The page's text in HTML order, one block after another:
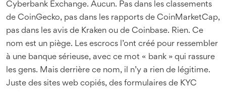
Cyberbank Exchange. Aucun. Pas dans les classements
de CoinGecko, pas dans les rapports de CoinMarketCap,
pas dans les avis de Kraken ou de Coinbase. Rien. Ce
nom est un piège. Les escrocs l’ont créé pour ressembler
à une banque sérieuse, avec ce mot « bank » qui rassure
les gens. Mais derrière ce nom, il n’y a rien de légitime.
Juste des sites web copiés, des formulaires de KYC